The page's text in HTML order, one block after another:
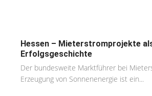
Hessen – Mieterstromprojekte
Erfolgsgeschichte
Der bundesweite Marktführer bei
Erzeugung von Sonnenenergie ist ein...